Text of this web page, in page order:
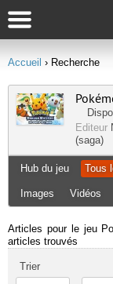
Accueil › Recherche
Editeur
(saga)
Hub du jeu Tous
Images Vidéos
Articles pour le jeu
articles trouvés
Trier